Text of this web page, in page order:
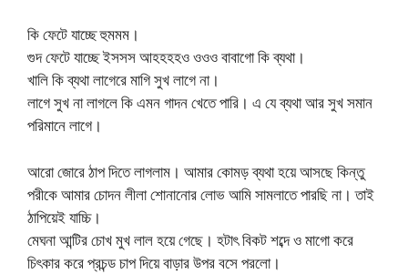
কি ফেটে যাচ্ছে হুমমম।
গুদ ফেটে যাচ্ছে ইসসস আহহহহও ওওও বাবাগো কি ব্যথা।
খালি কি ব্যথা লাগেরে মাগি সুখ লাগে না।
লাগে সুখ না লাগলে কি এমন গাদন খেতে পারি। এ যে ব্যথা আর সুখ সমান
পরিমানে লাগে।
আরো জোরে ঠাপ দিতে লাগলাম। আমার কোমড় ব্যথা হয়ে আসছে কিন্তু
পরীকে আমার চোদন লীলা শোনানোর লোভ আমি সামলাতে পারছি না। তাই
ঠাপিয়েই যাচ্চি।
মেঘনা আন্টির চোখ মুখ লাল হয়ে গেছে। হটাৎ বিকট শব্দে ও মাগো করে
চিৎকার করে প্রচন্ড চাপ দিয়ে বাড়ার উপর বসে পরলো।